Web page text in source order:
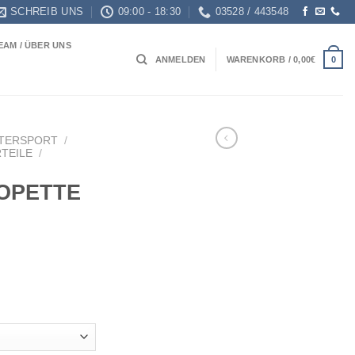
SCHREIB UNS 09:00 - 18:30 03528 / 443548
/ ÜBER UNS
ANMELDEN
WARENKORB /0,00€ 0
/
/